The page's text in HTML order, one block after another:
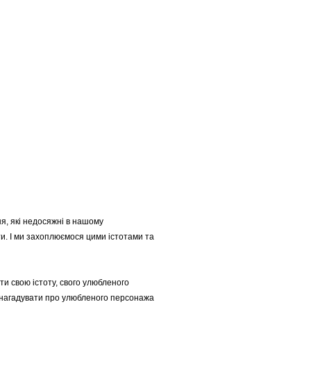
які недосяжні в нашому
І ми захоплюємося цими істотами та
свою істоту, свого улюбленого
про улюбленого персонажа